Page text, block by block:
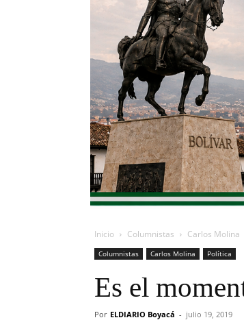
Inicio Columnistas Carlos Molina
Columnistas Carlos Molina Política
Es el
Por ELDIARIO Boyacá - julio 19, 2019